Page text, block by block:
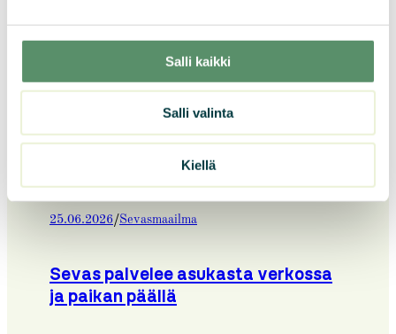
Salli kaikki
Salli valinta
Kiellä
EXCEPTIONAL OPENING HOURS
(Weeks 28–30 / July 6–24)
25.06.2026/Sevasmaailma
Sevas palvelee asukasta verkossa
ja paikan päällä